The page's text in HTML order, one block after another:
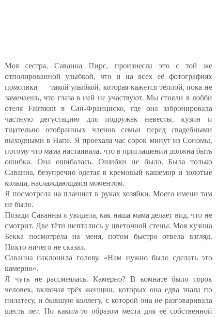
Моя сестра, Саванна Пирс, произнесла это с той же
отполированной улыбкой, что и на всех её фотографиях
помолвки — такой улыбкой, которая кажется тёплой, пока не
замечаешь, что глаза в ней не участвуют. Мы стояли в лобби
отеля Fairmont в Сан-Франциско, где она забронировала
частную дегустацию для подружек невесты, кузин и
тщательно отобранных членов семьи перед свадебными
выходными в Напе. Я проехала час сорок минут из Сономы,
потому что мама настаивала, что в приглашении должна быть
ошибка. Она ошибалась. Ошибки не было. Была только
Саванна, безупречно одетая в кремовый кашемир и золотые
кольца, наслаждающаяся моментом.
Я посмотрела на планшет в руках хозяйки. Моего имени там
не было.
Позади Саванны я увидела, как наша мама делает вид, что не
смотрит. Две тёти шептались у цветочной стены. Моя кузина
Бекка посмотрела на меня, потом быстро отвела взгляд.
Никто ничего не сказал.
Саванна наклонила голову. «Нам нужно было сделать это
камерно».
Я чуть не рассмеялась. Камерно? В комнате было сорок
человек, включая трёх женщин, которых она едва знала по
пилатесу, и бывшую коллегу, с которой она не разговаривала
шесть лет. Но каким-то образом места для её собственной